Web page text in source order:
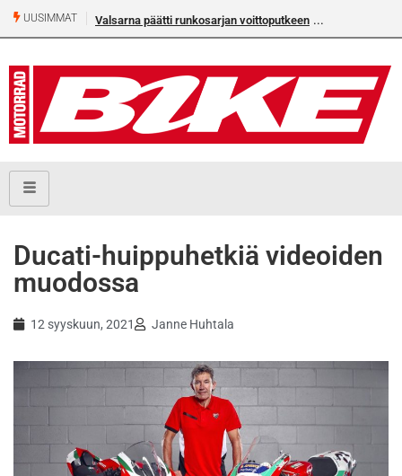
UUSIMMAT Valsarna päätti runkosarjan voittoputkeen
Ducati-huippuhetkiä videoiden
muodossa
12 syyskuun, 2021 Janne Huhtala